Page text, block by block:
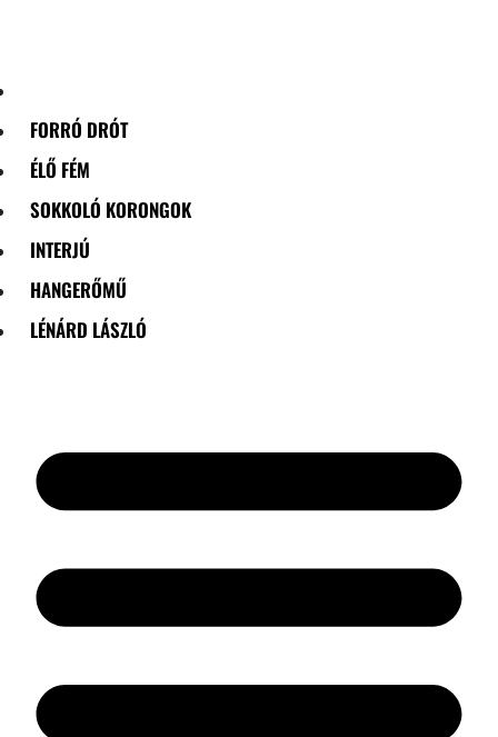
FORRÓ DRÓT
ÉLŐ FÉM
SOKKOLÓ KORONGOK
INTERJÚ
HANGERŐMŰ
LÉNÁRD LÁSZLÓ